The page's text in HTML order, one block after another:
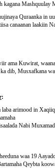
Mashquulay
Quraanka in
canaanan laakiin
ama Kuwirat,
dib, Musxafkana
:
laba arimood in
Nabi
waa 19
Qeybta